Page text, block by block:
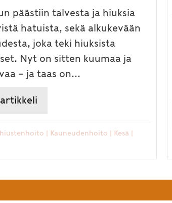
päästiin talvesta ja hiuksia
hatuista, sekä alkukevään
joka teki hiuksista
Nyt on sitten kuumaa ja
– ja taas on...
| Kauneudenhoito | Kesä |